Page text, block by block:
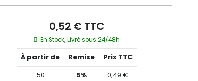
0,52 € TTC
En Stock, Livré sous 24/48h
À partir de Remise
Prix TTC
50
5%
0,49 €